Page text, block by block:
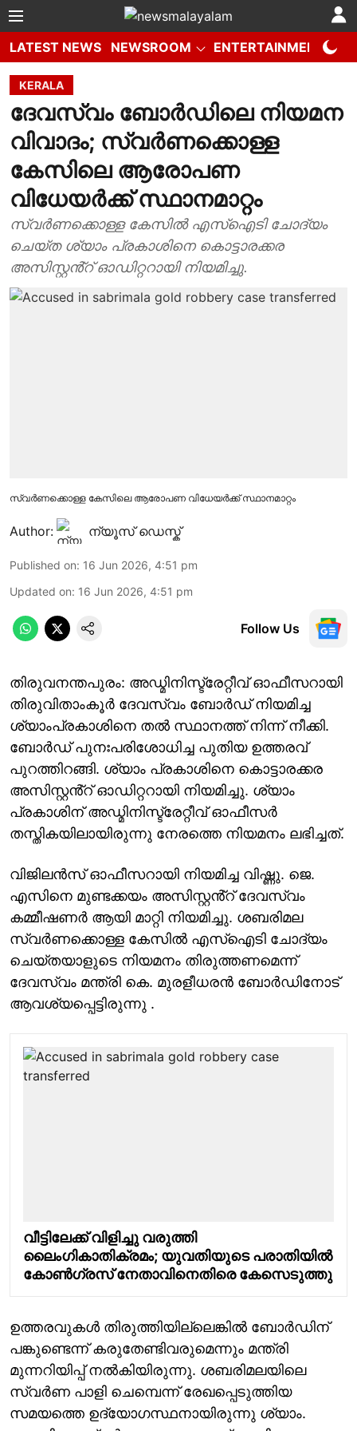
LATEST NEWS NEWSROOM ENTERTAINMENT
KERALA
ദേവസ്വം ബോര്‍ഡിലെ നിയമന
വിവാദം; സ്വര്‍ണക്കൊള്ള
കേസിലെ ആരോപണ
വിധേയര്‍ക്ക് സ്ഥാനമാറ്റം
സ്വർണക്കൊള്ള കേസിൽ എസ്ഐടി ചോദ്യം
ചെയ്ത ശ്യാം പ്രകാശിനെ കൊട്ടാരക്കര
അസിസ്റ്റൻ്റ് ഓഡിറ്ററായി നിയമിച്ചു.
സ്വര്‍ണക്കൊള്ള കേസിലെ ആരോപണ വിധേയര്‍ക്ക് സ്ഥാനമാറ്റം
Author: ന്യൂസ് ഡെസ്ക്
Published on: 16 Jun 2026, 4:51 pm
Updated on: 16 Jun 2026, 4:51 pm
Follow Us
തിരുവനന്തപുരം: അഡ്മിനിസ്ട്രേറ്റീവ് ഓഫീസറായി
തിരുവിതാംകൂർ ദേവസ്വം ബോർഡ് നിയമിച്ച
ശ്യാംപ്രകാശിനെ തൽ സ്ഥാനത്ത് നിന്ന് നീക്കി.
ബോർഡ് പുനഃപരിശോധിച്ച പുതിയ ഉത്തരവ്
പുറത്തിറങ്ങി. ശ്യാം പ്രകാശിനെ കൊട്ടാരക്കര
അസിസ്റ്റൻ്റ് ഓഡിറ്ററായി നിയമിച്ചു. ശ്യാം
പ്രകാശിന് അഡ്മിനിസ്ട്രേറ്റീവ് ഓഫീസർ
തസ്തികയിലായിരുന്നു നേരത്തെ നിയമനം ലഭിച്ചത്.
വിജിലൻസ് ഓഫീസറായി നിയമിച്ച വിഷ്ണു. ജെ.
എസിനെ മുണ്ടക്കയം അസിസ്റ്റൻ്റ് ദേവസ്വം
കമ്മീഷണർ ആയി മാറ്റി നിയമിച്ചു. ശബരിമല
സ്വർണക്കൊള്ള കേസിൽ എസ്ഐടി ചോദ്യം
ചെയ്തയാളുടെ നിയമനം തിരുത്തണമെന്ന്
ദേവസ്വം മന്ത്രി കെ. മുരളീധരൻ ബോർഡിനോട്
ആവശ്യപ്പെട്ടിരുന്നു .
വീട്ടിലേക്ക് വിളിച്ചു വരുത്തി
ലൈംഗികാതിക്രമം; യുവതിയുടെ പരാതിയിൽ
കോൺഗ്രസ് നേതാവിനെതിരെ കേസെടുത്തു
ഉത്തരവുകൾ തിരുത്തിയില്ലെങ്കിൽ ബോർഡിന്
പങ്കുണ്ടെന്ന് കരുതേണ്ടിവരുമെന്നും മന്ത്രി
മുന്നറിയിപ്പ് നൽകിയിരുന്നു. ശബരിമലയിലെ
സ്വർണ പാളി ചെമ്പെന്ന് രേഖപ്പെടുത്തിയ
സമയത്തെ ഉദ്യോഗസ്ഥനായിരുന്നു ശ്യാം.